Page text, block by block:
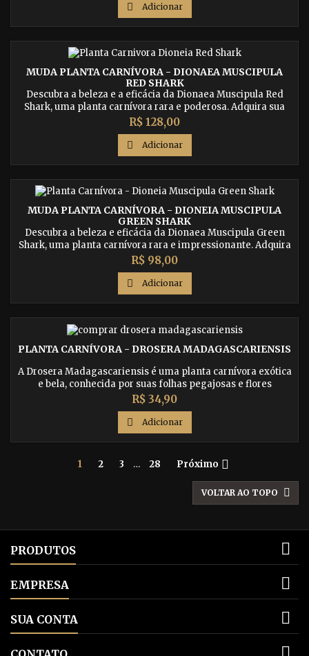
 Adicionar
MUDA PLANTA CARNÍVORA - DIONAEA MUSCIPULA
RED SHARK
Descubra a beleza e a eficácia da Dionaea Muscipula Red
Shark, uma planta carnívora rara e poderosa. Adquira sua
muda agora e receba em casa com segurança.
Preço
R$ 128,00
 Adicionar
MUDA PLANTA CARNÍVORA - DIONEIA MUSCIPULA
GREEN SHARK
Descubra a beleza e eficácia da Dionaea Muscipula Green
Shark, uma planta carnívora rara e impressionante. Adquira
sua muda agora e receba em casa com segurança.
Preço
R$ 98,00
 Adicionar
PLANTA CARNÍVORA - DROSERA MADAGASCARIENSIS
A Drosera Madagascariensis é uma planta carnívora exótica
e bela, conhecida por suas folhas pegajosas e flores
encantadoras. Adquira agora essa espécie rara e fascinante
e tenha uma planta única em sua coleção.
Preço
R$ 34,90
 Adicionar
1 2 3 … 28 Próximo 
VOLTAR AO TOPO 
PRODUTOS 
EMPRESA 
SUA CONTA 
